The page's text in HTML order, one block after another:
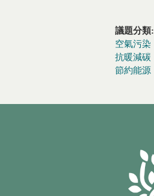
議題分類:
空氣污染
抗暖減碳
節約能源